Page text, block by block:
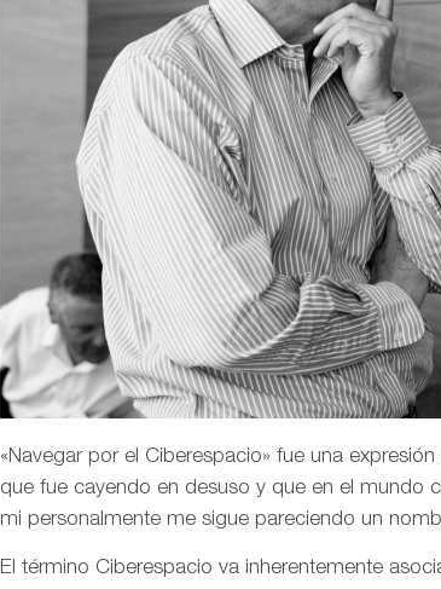
«Navegar por el Ciberespacio» fue una
que fue cayendo en desuso y que en el mundo
mi personalmente me sigue pareciendo un
El término Ciberespacio va inherentemente